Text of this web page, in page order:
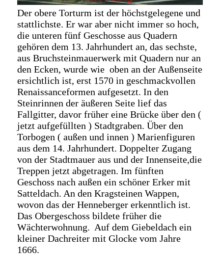
Der obere Torturm ist der höchstgelegene und
stattlichste. Er war aber nicht immer so hoch,
die unteren fünf Geschosse aus Quadern
gehören dem 13. Jahrhundert an, das sechste,
aus Bruchsteinmauerwerk mit Quadern nur an
den Ecken, wurde wie oben an der Außenseite
ersichtlich ist, erst 1570 in geschmackvollen
Renaissanceformen aufgesetzt. In den
Steinrinnen der äußeren Seite lief das
Fallgitter, davor früher eine Brücke über den (
jetzt aufgefüllten ) Stadtgraben. Über den
Torbogen ( außen und innen ) Marienfiguren
aus dem 14. Jahrhundert. Doppelter Zugang
von der Stadtmauer aus und der Innenseite,die
Treppen jetzt abgetragen. Im fünften
Geschoss nach außen ein schöner Erker mit
Satteldach. An den Kragsteinen Wappen,
wovon das der Henneberger erkenntlich ist.
Das Obergeschoss bildete früher die
Wächterwohnung. Auf dem Giebeldach ein
kleiner Dachreiter mit Glocke vom Jahre
1666.